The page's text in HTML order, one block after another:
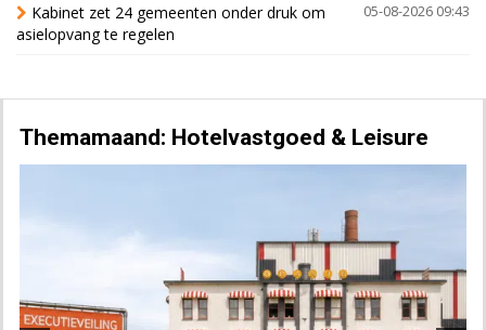
05-08-2026 09:43
Kabinet zet 24 gemeenten onder druk om
asielopvang te regelen
Themamaand: Hotelvastgoed & Leisure